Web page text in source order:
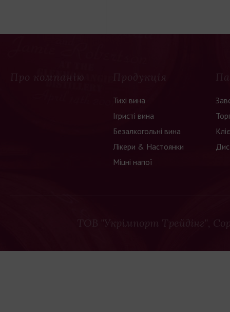
Про компанію Продукція
Тихі вина
Ігристі вина
Безалкогольні вина
Лікери & Настоянки
Міцні напої
ТОВ "Укрімпорт Трейдінг",